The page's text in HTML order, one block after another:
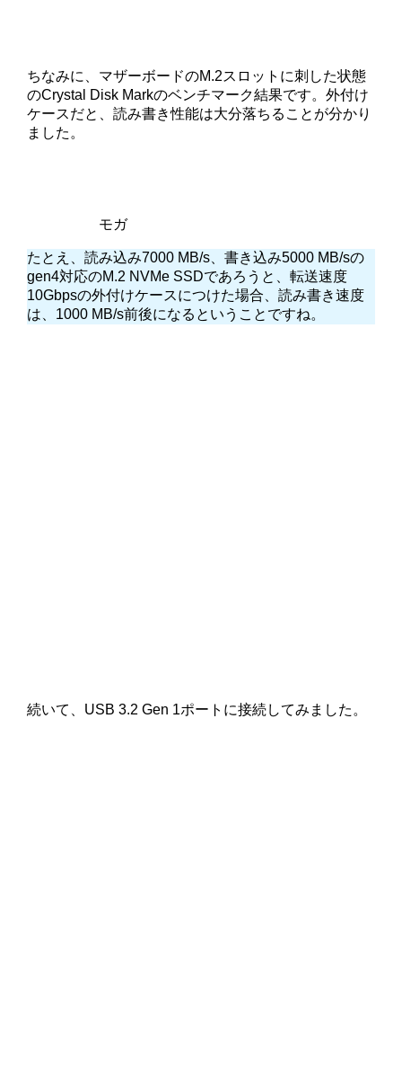
ちなみに、マザーボードのM.2スロットに刺した状態
のCrystal Disk Markのベンチマーク結果です。外付け
ケースだと、読み書き性能は大分落ちることが分かり
ました。
モガ
たとえ、読み込み7000 MB/s、書き込み5000 MB/sの
gen4対応のM.2 NVMe SSDであろうと、転送速度
10Gbpsの外付けケースにつけた場合、読み書き速度
は、1000 MB/s前後になるということですね。
続いて、USB 3.2 Gen 1ポートに接続してみました。